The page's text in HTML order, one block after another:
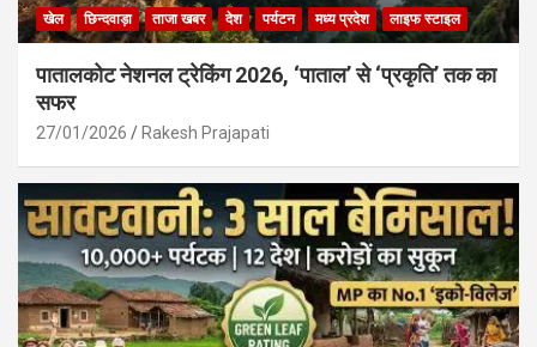
खेल छिन्दवाड़ा ताजा खबर देश पर्यटन मध्य प्रदेश लाइफ स्टाइल
पातालकोट नेशनल ट्रेकिंग 2026, ‘पाताल’ से ‘प्रकृति’ तक का
सफर
27/01/2026 Rakesh Prajapati